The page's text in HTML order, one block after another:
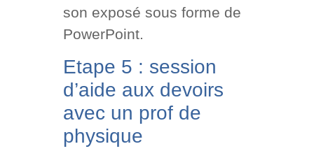
son exposé sous forme de
PowerPoint.
Etape 5 : session
d’aide aux devoirs
avec un prof de
physique